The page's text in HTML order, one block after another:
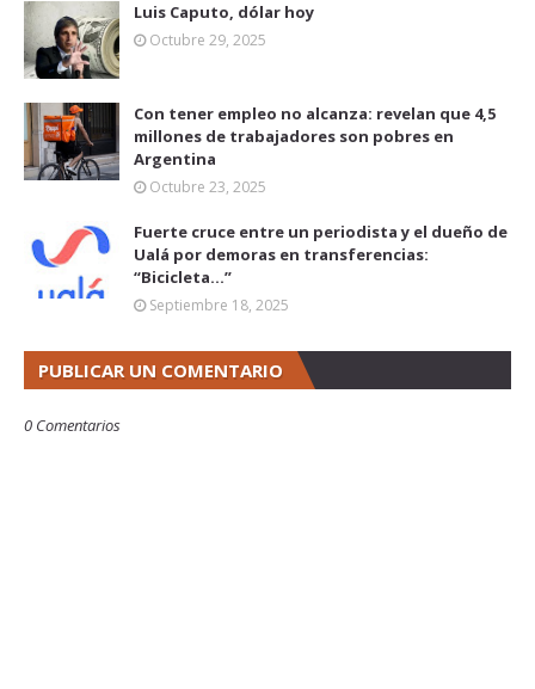
Luis Caputo, dólar hoy
Octubre 29, 2025
Con tener empleo no alcanza: revelan que 4,5
millones de trabajadores son pobres en
Argentina
Octubre 23, 2025
Fuerte cruce entre un periodista y el dueño de
Ualá por demoras en transferencias:
“Bicicleta...”
Septiembre 18, 2025
PUBLICAR UN COMENTARIO
0 Comentarios